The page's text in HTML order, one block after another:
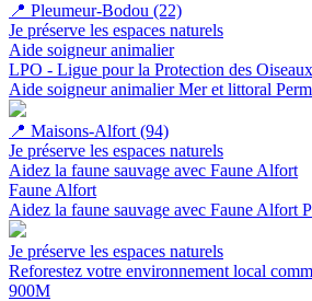
📍 Pleumeur-Bodou (22)
Je préserve les espaces naturels
Aide soigneur animalier
LPO - Ligue pour la Protection des Oiseaux
Aide soigneur animalierMer et littoral
📍 Maisons-Alfort (94)
Je préserve les espaces naturels
Aidez la faune sauvage avec Faune Alfort
Faune Alfort
Aidez la faune sauvage avec Faune Alfort
Je préserve les espaces naturels
Reforestez votre environnement local
900M